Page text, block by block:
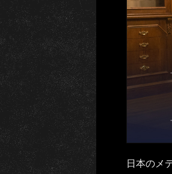
日本のメ